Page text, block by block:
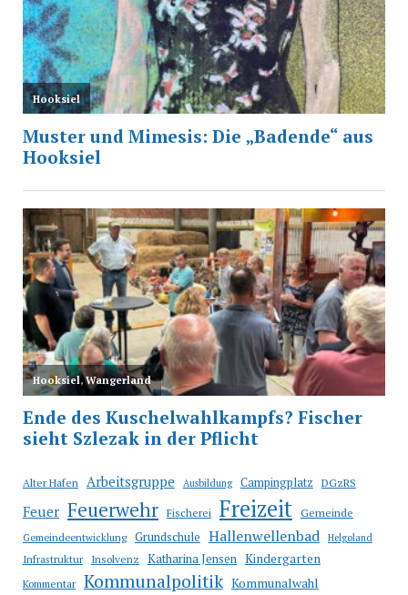
Alter Hafen Arbeitsgruppe Ausbildung Campingplatz DGzRS
Feuer Feuerwehr Fischerei Freizeit Gemeinde
Gemeindeentwicklung Grundschule Hallenwellenbad Helgoland
Infrastruktur Insolvenz Katharina Jensen Kindergarten
Kommentar Kommunalpolitik Kommunalwahl